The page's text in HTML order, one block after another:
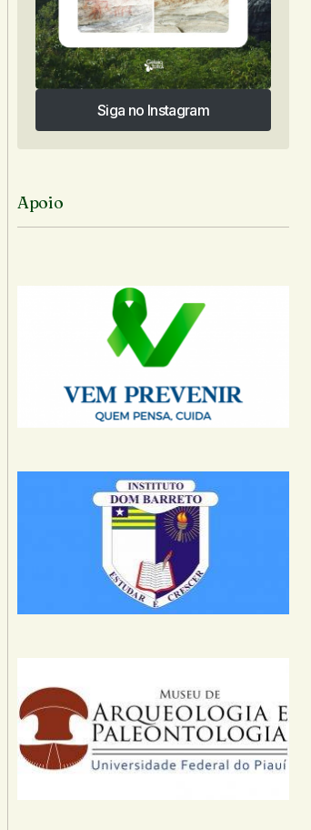
Siga no Instagram
Siga no Instagram
Apoio